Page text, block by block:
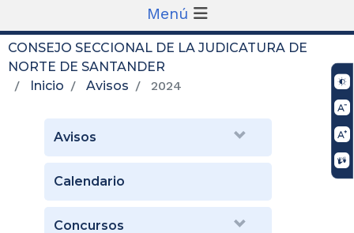
Menú
CONSEJO SECCIONAL DE LA JUDICATURA DE
NORTE DE SANTANDER
Inicio
Avisos 2024
Avisos
Calendario
Concursos